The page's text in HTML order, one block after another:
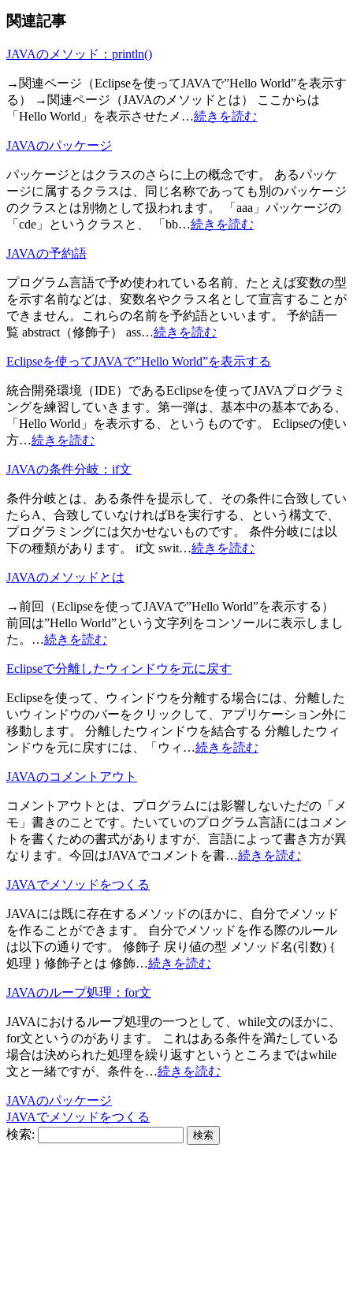
関連記事
JAVAのメソッド：println()
→関連ページ（Eclipseを使ってJAVAで”Hello World”を表示す
る） →関連ページ（JAVAのメソッドとは） ここからは
「Hello World」を表示させたメ…続きを読む
JAVAのパッケージ
パッケージとはクラスのさらに上の概念です。 あるパッケ
ージに属するクラスは、同じ名称であっても別のパッケージ
のクラスとは別物として扱われます。 「aaa」パッケージの
「cde」というクラスと、 「bb…続きを読む
JAVAの予約語
プログラム言語で予め使われている名前、たとえば変数の型
を示す名前などは、変数名やクラス名として宣言することが
できません。これらの名前を予約語といいます。 予約語一
覧 abstract（修飾子） ass…続きを読む
Eclipseを使ってJAVAで”Hello World”を表示する
統合開発環境（IDE）であるEclipseを使ってJAVAプログラミ
ングを練習していきます。第一弾は、基本中の基本である、
「Hello World」を表示する、というものです。 Eclipseの使い
方…続きを読む
JAVAの条件分岐：if文
条件分岐とは、ある条件を提示して、その条件に合致してい
たらA、合致していなければBを実行する、という構文で、
プログラミングには欠かせないものです。 条件分岐には以
下の種類があります。 if文 swit…続きを読む
JAVAのメソッドとは
→前回（Eclipseを使ってJAVAで”Hello World”を表示する）
前回は”Hello World”という文字列をコンソールに表示しまし
た。…続きを読む
Eclipseで分離したウィンドウを元に戻す
Eclipseを使って、ウィンドウを分離する場合には、分離した
いウィンドウのバーをクリックして、アプリケーション外に
移動します。 分離したウィンドウを結合する 分離したウィ
ンドウを元に戻すには、「ウィ…続きを読む
JAVAのコメントアウト
コメントアウトとは、プログラムには影響しないただの「メ
モ」書きのことです。たいていのプログラム言語にはコメン
トを書くための書式がありますが、言語によって書き方が異
なります。今回はJAVAでコメントを書…続きを読む
JAVAでメソッドをつくる
JAVAには既に存在するメソッドのほかに、自分でメソッド
を作ることができます。 自分でメソッドを作る際のルール
は以下の通りです。 修飾子 戻り値の型 メソッド名(引数) {
処理 } 修飾子とは 修飾…続きを読む
JAVAのループ処理：for文
JAVAにおけるループ処理の一つとして、while文のほかに、
for文というのがあります。 これはある条件を満たしている
場合は決められた処理を繰り返すというところまではwhile
文と一緒ですが、条件を…続きを読む
JAVAのパッケージ
JAVAでメソッドをつくる
検索: